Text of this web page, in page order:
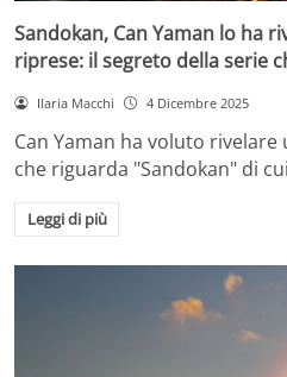
Sandokan, Can Yaman lo ha
riprese: il segreto della serie
Ilaria Macchi 4 Dicembre 2025
Can Yaman ha voluto
che riguarda "Sandokan" di
Leggi di più